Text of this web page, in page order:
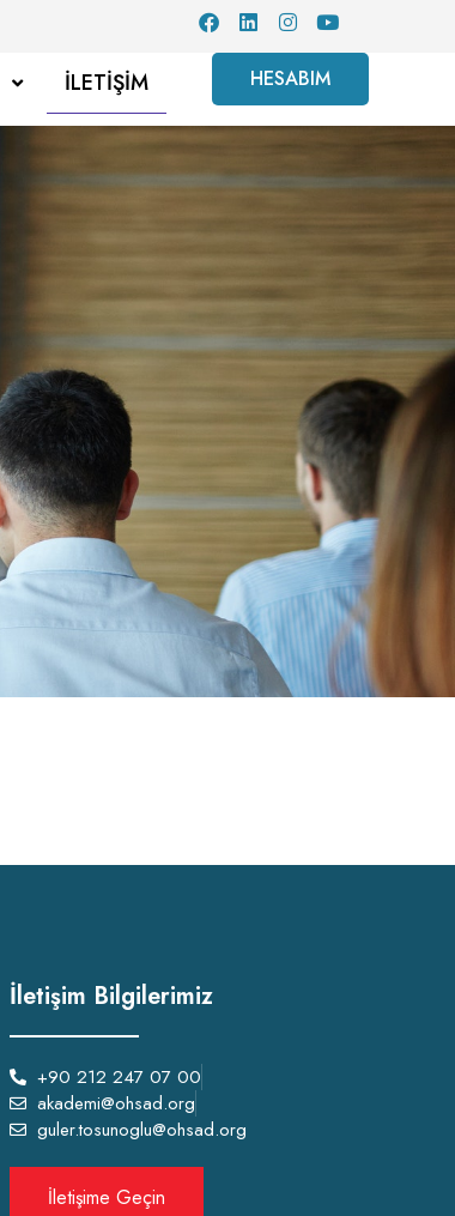
İLETIŞIM HESABIM
İletişim Bilgilerimiz
+90 212 247 07 00
akademi@ohsad.org
guler.tosunoglu@ohsad.org
İletişime Geçin